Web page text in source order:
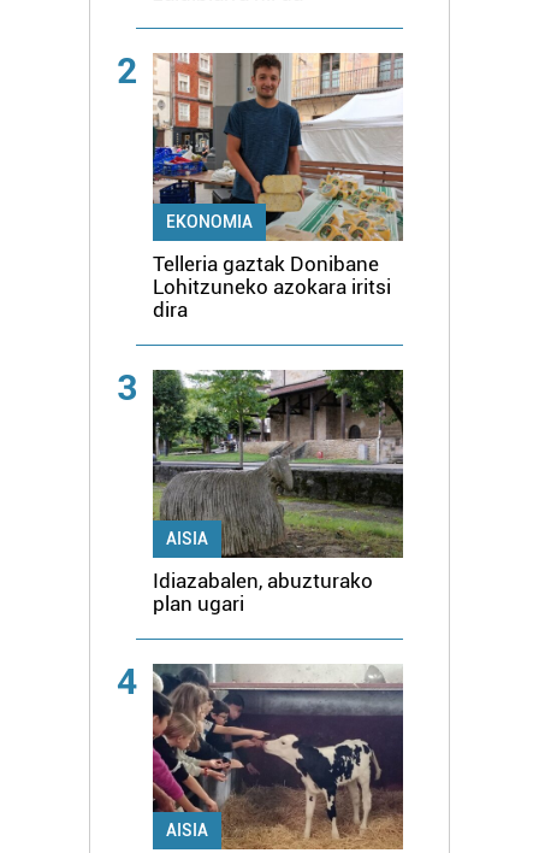
2
EKONOMIA
Telleria gaztak Donibane
Lohitzuneko azokara iritsi
dira
3
AISIA
Idiazabalen, abuzturako
plan ugari
4
AISIA